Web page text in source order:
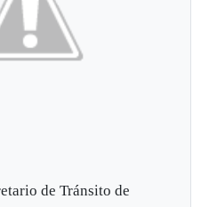
de Tránsito de